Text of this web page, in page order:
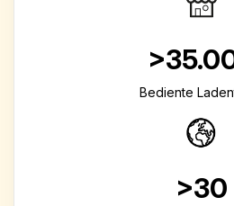
Bediente
>30